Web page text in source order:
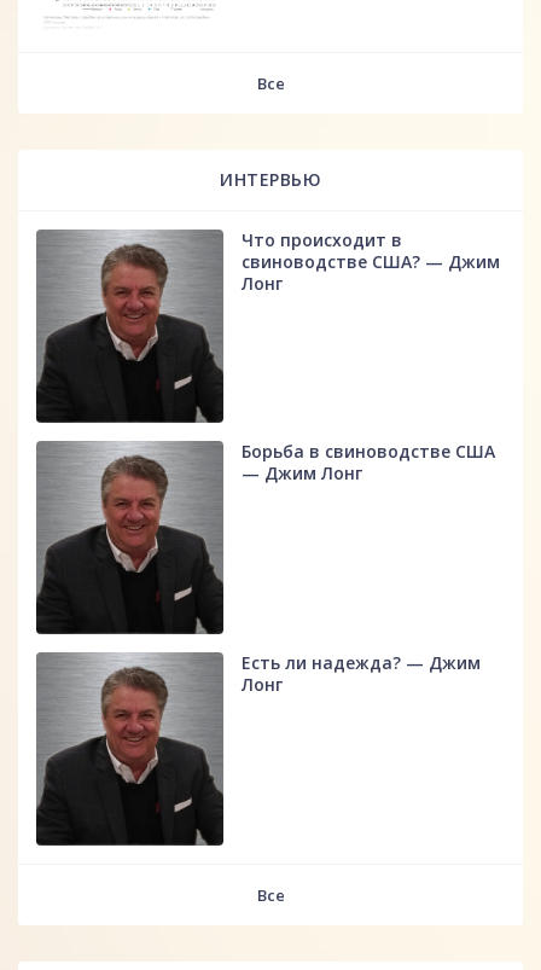
Все
ИНТЕРВЬЮ
Что происходит в
свиноводстве США? — Джим
Лонг
Борьба в свиноводстве США
— Джим Лонг
Есть ли надежда? — Джим
Лонг
Все